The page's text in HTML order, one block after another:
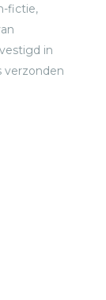
fictie,
in
verzonden